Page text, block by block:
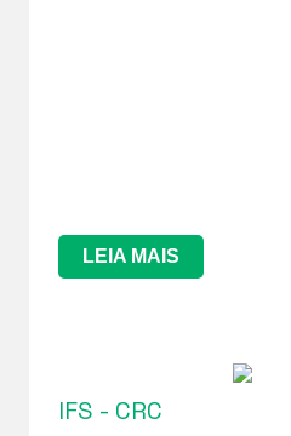
LEIA MAIS
IFS - CRC